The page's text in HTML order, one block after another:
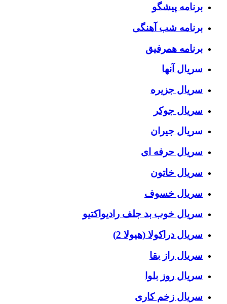
برنامه پیشگو
برنامه شب آهنگی
برنامه همرفیق
سریال آنها
سریال جزیره
سریال جوکر
سریال جیران
سریال حرفه ای
سریال خاتون
سریال خسوف
سریال خوب بد جلف رادیواکتیو
سریال دراکولا (هیولا 2)
سریال راز بقا
سریال روز بلوا
سریال زخم کاری